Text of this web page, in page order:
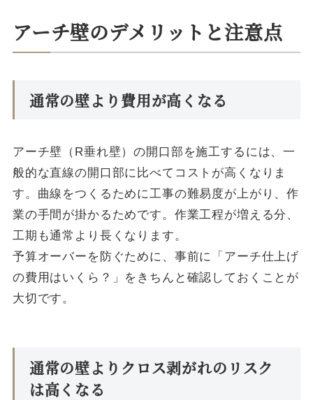
アーチ壁のデメリットと注意点
通常の壁より費用が高くなる
アーチ壁（R垂れ壁）の開口部を施工するには、一
般的な直線の開口部に比べてコストが高くなりま
す。曲線をつくるために工事の難易度が上がり、作
業の手間が掛かるためです。作業工程が増える分、
工期も通常より長くなります。
予算オーバーを防ぐために、事前に「アーチ仕上げ
の費用はいくら？」をきちんと確認しておくことが
大切です。
通常の壁よりクロス剥がれのリスク
は高くなる